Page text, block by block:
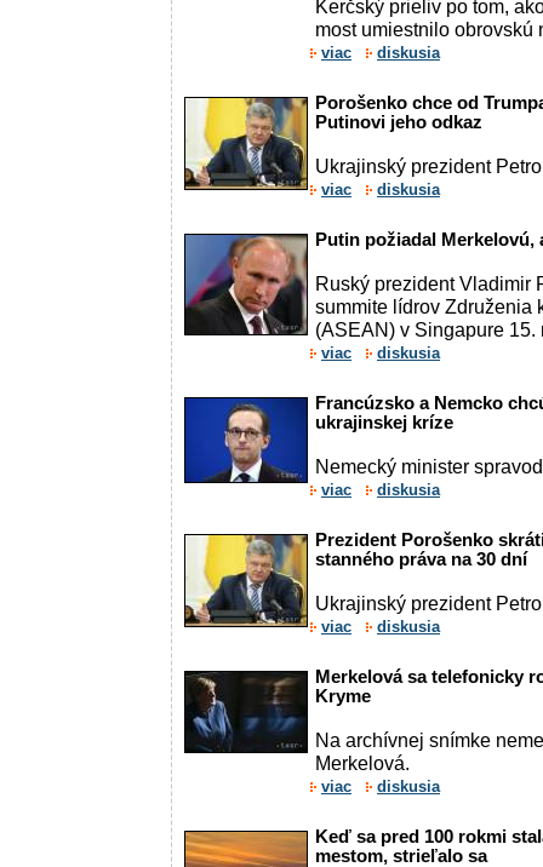
Kerčský prieliv po tom,
most umiestnilo obrovskú
viac diskusia
Porošenko chce od
Putinovi jeho odkaz
Ukrajinský prezident
viac diskusia
Putin požiadal
Ruský prezident Vladimir
summite lídrov Združenia
(ASEAN) v Singapure 15.
viac diskusia
Francúzsko a Nemcko
ukrajinskej kríze
Nemecký minister
viac diskusia
Prezident Porošenko
stanného práva na 30 dní
Ukrajinský prezident
viac diskusia
Merkelová sa telefonicky
Kryme
Na archívnej snímke
Merkelová.
viac diskusia
Keď sa pred 100 rokmi
mestom, strieľalo sa